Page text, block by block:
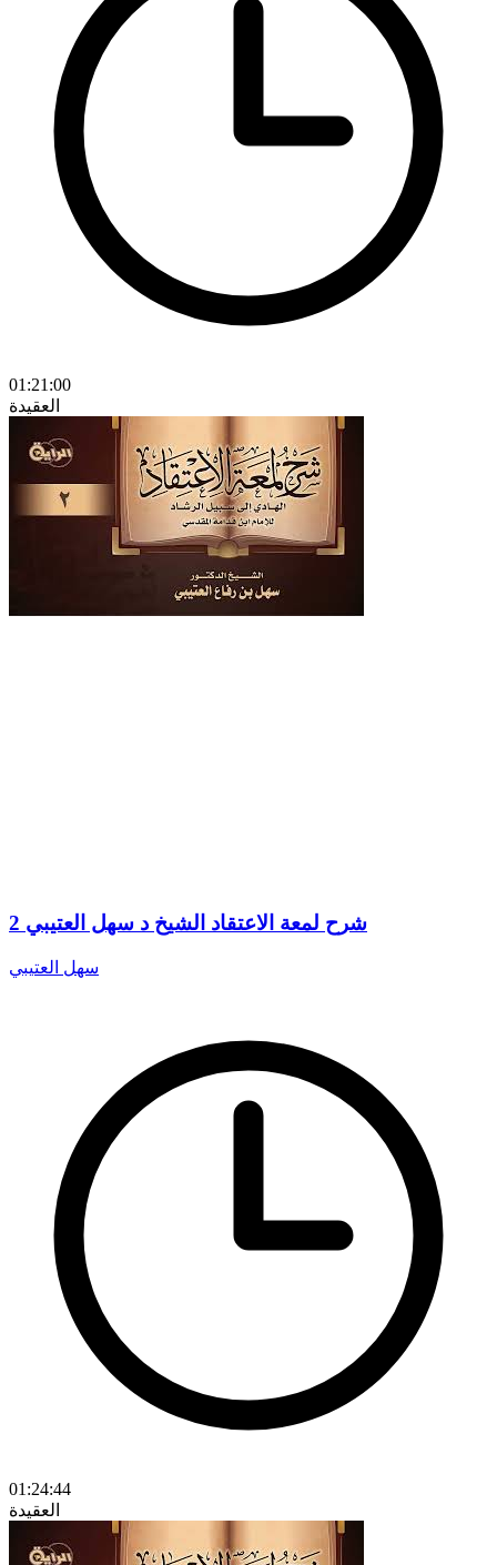
01:21:00
العقيدة
2 شرح لمعة الاعتقاد الشيخ د سهل العتيبي
سهل العتيبي
01:24:44
العقيدة